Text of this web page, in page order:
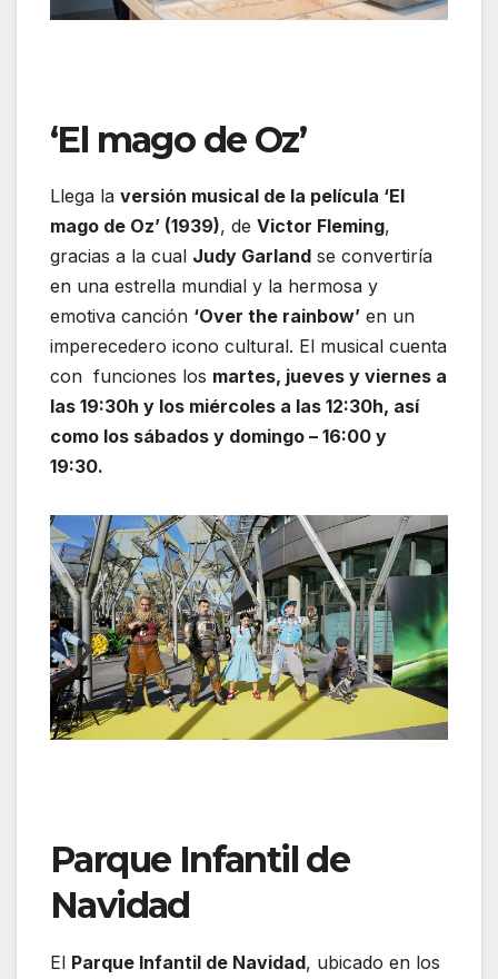
‘El mago de Oz’
Llega la versión musical de la película ‘El
mago de Oz’ (1939), de Victor Fleming,
gracias a la cual Judy Garland se convertiría
en una estrella mundial y la hermosa y
emotiva canción ‘Over the rainbow’ en un
imperecedero icono cultural. El musical cuenta
con funciones los martes, jueves y viernes a
las 19:30h y los miércoles a las 12:30h, así
como los sábados y domingo – 16:00 y
19:30.
Parque Infantil de
Navidad
El Parque Infantil de Navidad, ubicado en los